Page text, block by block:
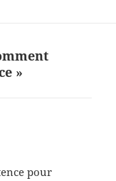
»
pour